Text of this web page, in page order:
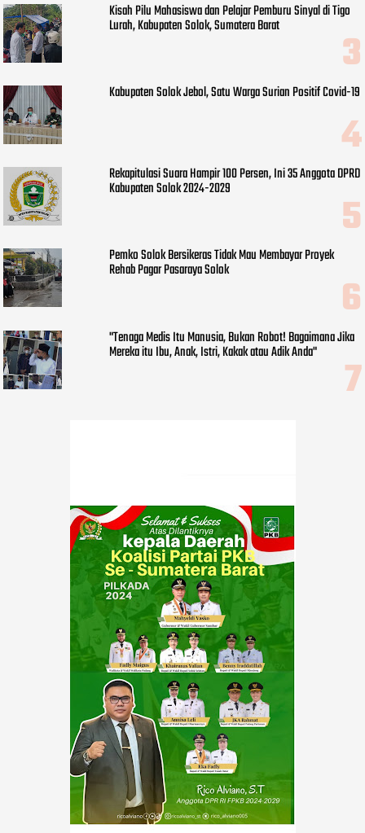
Kisah Pilu Mahasiswa dan Pelajar Pemburu Sinyal di Tigo
Lurah, Kabupaten Solok, Sumatera Barat
Kabupaten Solok Jebol, Satu Warga Surian Positif Covid-19
Rekapitulasi Suara Hampir 100 Persen, Ini 35 Anggota DPRD
Kabupaten Solok 2024-2029
Pemko Solok Bersikeras Tidak Mau Membayar Proyek
Rehab Pagar Pasaraya Solok
"Tenaga Medis Itu Manusia, Bukan Robot! Bagaimana Jika
Mereka itu Ibu, Anak, Istri, Kakak atau Adik Anda"